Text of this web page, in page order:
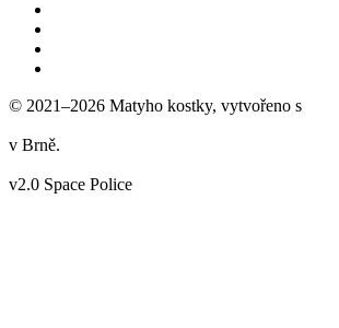
© 2021–2026 Matyho kostky, vytvořeno s
v Brně.
v2.0 Space Police